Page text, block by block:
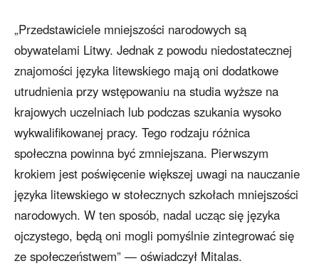
„Przedstawiciele mniejszości narodowych są
obywatelami Litwy. Jednak z powodu niedostatecznej
znajomości języka litewskiego mają oni dodatkowe
utrudnienia przy wstępowaniu na studia wyższe na
krajowych uczelniach lub podczas szukania wysoko
wykwalifikowanej pracy. Tego rodzaju różnica
społeczna powinna być zmniejszana. Pierwszym
krokiem jest poświęcenie większej uwagi na nauczanie
języka litewskiego w stołecznych szkołach mniejszości
narodowych. W ten sposób, nadal ucząc się języka
ojczystego, będą oni mogli pomyślnie zintegrować się
ze społeczeństwem” — oświadczył Mitalas.